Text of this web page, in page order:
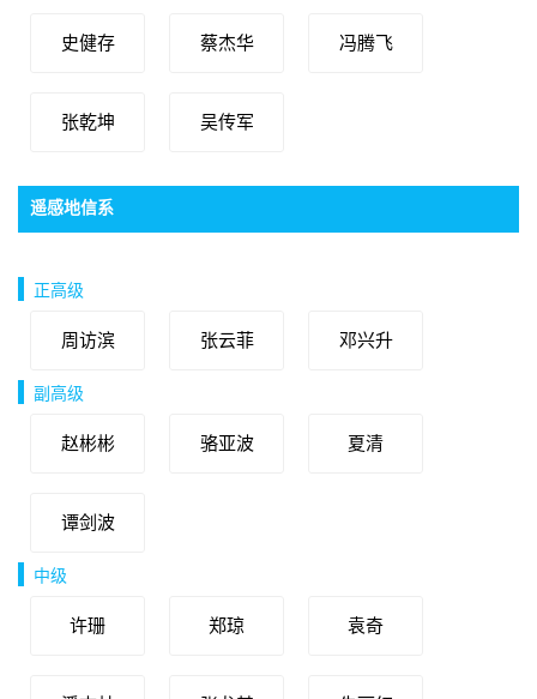
史健存 蔡杰华 冯腾飞
张乾坤 吴传军
遥感地信系
正高级
周访滨 张云菲 邓兴升
副高级
赵彬彬 骆亚波 夏清
谭剑波
中级
许珊 郑琼 袁奇